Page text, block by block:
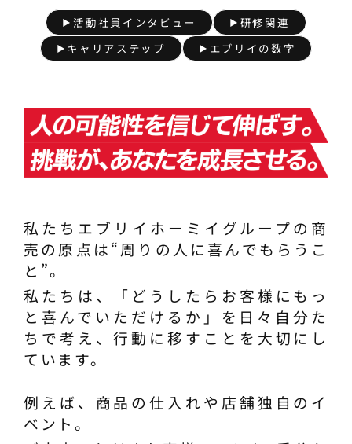
活動社員インタビュー
研修関連
キャリアステップ
エブリイの数字
私たちエブリイホーミイグループの商
売の原点は“周りの人に喜んでもらうこ
と”。
私たちは、「どうしたらお客様にもっ
と喜んでいただけるか」を日々自分た
ちで考え、行動に移すことを大切にし
ています。
例えば、商品の仕入れや店舗独自のイ
ベント。